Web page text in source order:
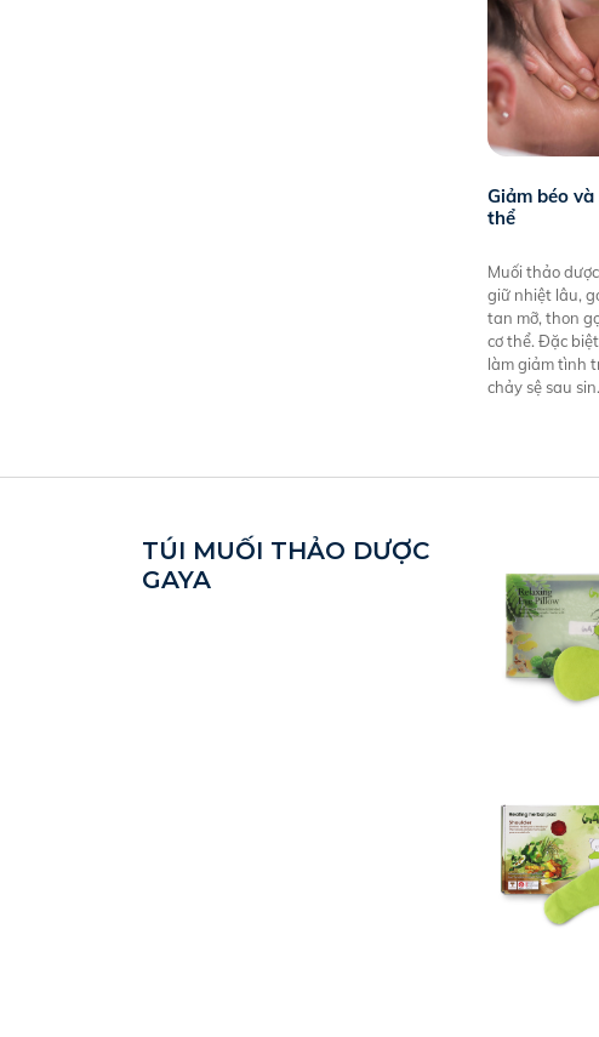
Giảm béo
thể
Muối thảo
giữ nhiệt lâu,
tan mỡ, thon
cơ thể. Đặc
làm giảm tình
chảy sệ sau
TÚI MUỐI THẢO DƯỢC
GAYA